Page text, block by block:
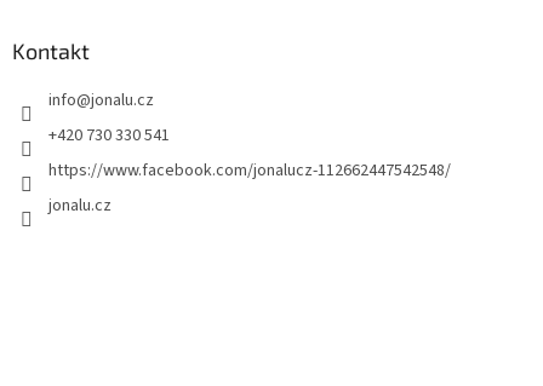
Kontakt
info@jonalu.cz
+420 730 330 541
https://www.facebook.com/jonalucz-112662447542548/
jonalu.cz